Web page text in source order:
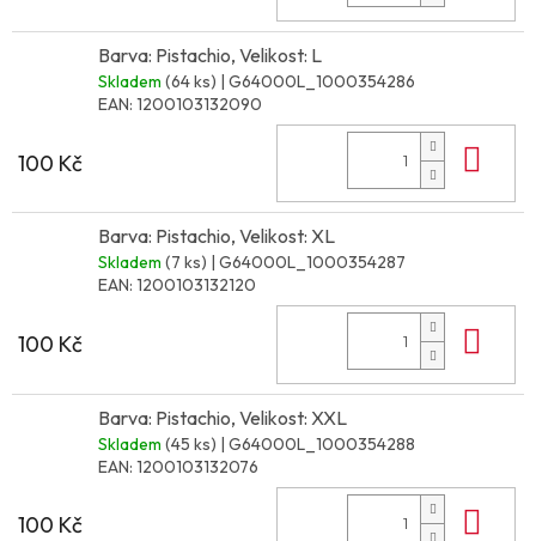
Barva: Pistachio, Velikost: L
Skladem (64 ks) | G64000L_1000354286
EAN: 1200103132090
100 Kč
Barva: Pistachio, Velikost: XL
Skladem (7 ks) | G64000L_1000354287
EAN: 1200103132120
100 Kč
Barva: Pistachio, Velikost: XXL
Skladem (45 ks) | G64000L_1000354288
EAN: 1200103132076
100 Kč